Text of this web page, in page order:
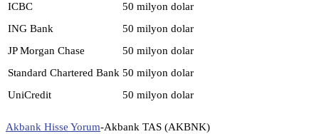
ICBC
50 milyon dolar
ING Bank
50 milyon dolar
JP Morgan Chase
50 milyon dolar
Standard Chartered Bank 50 milyon dolar
UniCredit
50 milyon dolar
Akbank Hisse Yorum-Akbank TAS (AKBNK)